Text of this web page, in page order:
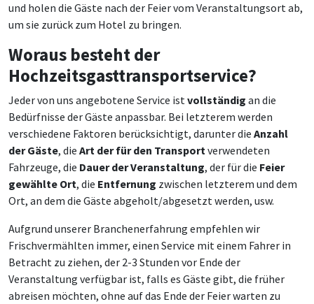
und holen die Gäste nach der Feier vom Veranstaltungsort ab,
um sie zurück zum Hotel zu bringen.
Woraus besteht der
Hochzeitsgasttransportservice?
Jeder von uns angebotene Service istvollständig an die
Bedürfnisse der Gäste anpassbar. Bei letzterem werden
verschiedene Faktoren berücksichtigt, darunter die Anzahl
der Gäste, die Art der für den Transportverwendeten
Fahrzeuge, die Dauer der Veranstaltung, der für die Feier
gewählte Ort, die Entfernung zwischen letzterem und dem
Ort, an dem die Gäste abgeholt/abgesetzt werden, usw.
Aufgrund unserer Branchenerfahrung empfehlen wir
Frischvermählten immer, einen Service mit einem Fahrer in
Betracht zu ziehen, der 2-3 Stunden vor Ende der
Veranstaltung verfügbar ist, falls es Gäste gibt, die früher
abreisen möchten, ohne auf das Ende der Feier warten zu